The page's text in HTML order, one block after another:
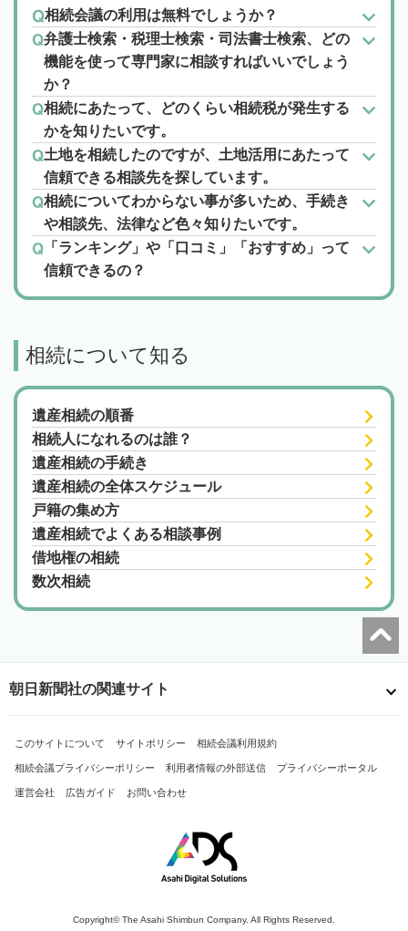
相続会議の利用は無料でしょうか？
弁護士検索・税理士検索・司法書士検索、どの
機能を使って専門家に相談すればいいでしょう
か？
相続にあたって、どのくらい相続税が発生する
かを知りたいです。
土地を相続したのですが、土地活用にあたって
信頼できる相談先を探しています。
相続についてわからない事が多いため、手続き
や相談先、法律など色々知りたいです。
「ランキング」や「口コミ」「おすすめ」って
信頼できるの？
相続について知る
遺産相続の順番
相続人になれるのは誰？
遺産相続の手続き
遺産相続の全体スケジュール
戸籍の集め方
遺産相続でよくある相談事例
借地権の相続
数次相続
朝日新聞社の関連サイト
このサイトについて サイトポリシー 相続会議利用規約
相続会議プライバシーポリシー 利用者情報の外部送信 プライバシーポータル
運営会社 広告ガイド お問い合わせ
Copyright© The Asahi Shimbun Company. All Rights Reserved.